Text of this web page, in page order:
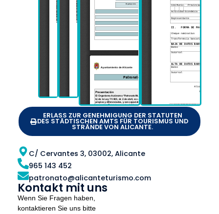
ERLASS ZUR GENEHMIGUNG DER STATUTEN
DES STÄDTISCHEN AMTS FÜR TOURISMUS UND
STRÄNDE VON ALICANTE.
C/ Cervantes 3, 03002, Alicante
965 143 452
patronato@alicanteturismo.com
Kontakt mit uns
Wenn Sie Fragen haben,
kontaktieren Sie uns bitte